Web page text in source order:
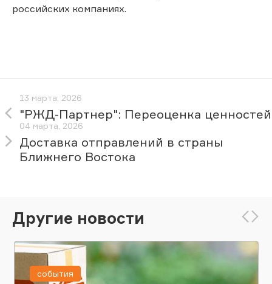
российских компаниях.
13 марта, 2026
"РЖД-Партнер": Переоценка ценностей
04 марта, 2026
Доставка отправлений в страны
Ближнего Востока
Другие новости
события